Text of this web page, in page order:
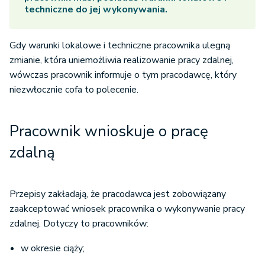
techniczne do jej wykonywania.
Gdy warunki lokalowe i techniczne pracownika ulegną
zmianie, która uniemożliwia realizowanie pracy zdalnej,
wówczas pracownik informuje o tym pracodawcę, który
niezwłocznie cofa to polecenie.
Pracownik wnioskuje o pracę
zdalną
Przepisy zakładają, że pracodawca jest zobowiązany
zaakceptować wniosek pracownika o wykonywanie pracy
zdalnej. Dotyczy to pracowników:
w okresie ciąży;